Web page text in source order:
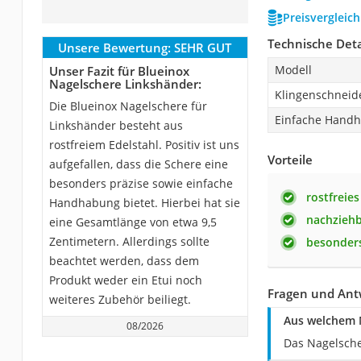
Unsere Bewertung: SEHR GUT
Unser Fazit für Blueinox
Nagelschere Linkshänder:
Die Blueinox Nagelschere für
Linkshänder besteht aus
rostfreiem Edelstahl. Positiv ist uns
aufgefallen, dass die Schere eine
besonders präzise sowie einfache
Handhabung bietet. Hierbei hat sie
eine Gesamtlänge von etwa 9,5
Zentimetern. Allerdings sollte
beachtet werden, dass dem
Produkt weder ein Etui noch
weiteres Zubehör beiliegt.
08/2026
Technische
Modell
Einfache
Vorteile
Fragen und
Aus welchem
Das